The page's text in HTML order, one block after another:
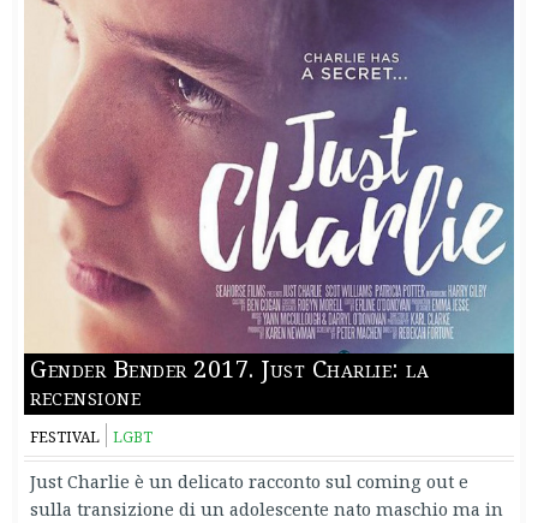
Gender Bender 2017. Just Charlie: la
recensione
FESTIVAL LGBT
Just Charlie è un delicato racconto sul coming out e
sulla transizione di un adolescente nato maschio ma in